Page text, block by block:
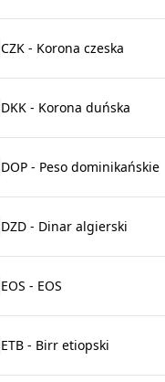
CZK - Korona czeska
DKK - Korona duńska
DOP - Peso dominikańskie
DZD - Dinar algierski
EOS - EOS
ETB - Birr etiopski